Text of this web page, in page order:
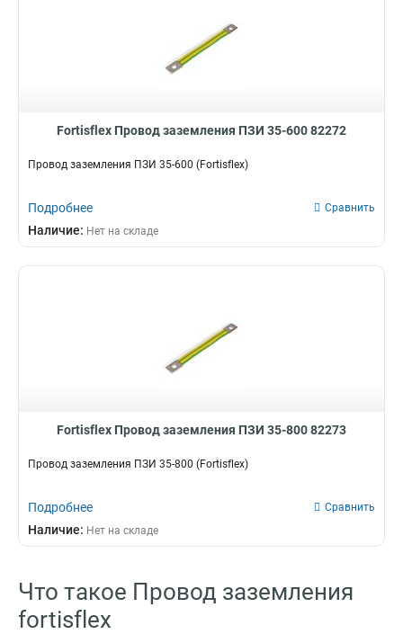
Fortisflex Провод заземления ПЗИ 35-600 82272
Провод заземления ПЗИ 35-600 (Fortisflex)
Подробнее Сравнить
Наличие: Нет на складе
Fortisflex Провод заземления ПЗИ 35-800 82273
Провод заземления ПЗИ 35-800 (Fortisflex)
Подробнее Сравнить
Наличие: Нет на складе
Что такое Провод заземления
fortisflex